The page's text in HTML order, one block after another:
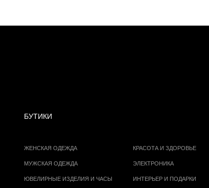
БУТИКИ
ЖЕНСКАЯ ОДЕЖДА
МУЖСКАЯ ОДЕЖДА
ЮВЕЛИРНЫЕ ИЗДЕЛИЯ И ЧАСЫ
КРАСОТА И ЗДОРОВЬЕ
ЭЛЕКТРОНИКА
ИНТЕРЬЕР И ПОДАРКИ